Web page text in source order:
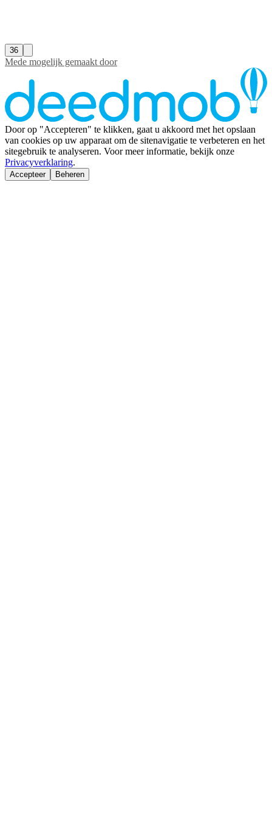
36
Mede mogelijk gemaakt door
Door op "Accepteren" te klikken, gaat u akkoord met het opslaan
van cookies op uw apparaat om de sitenavigatie te verbeteren en het
sitegebruik te analyseren. Voor meer informatie, bekijk onze
Privacyverklaring.
Accepteer Beheren